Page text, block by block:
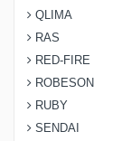
QLIMA
RAS
RED-FIRE
ROBESON
RUBY
SENDAI